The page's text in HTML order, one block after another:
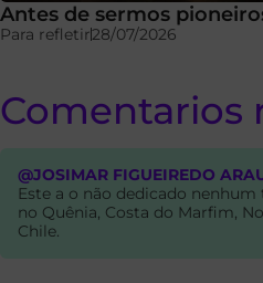
Antes de sermos
Para refletir28/07/2026
Comentarios
@JOSIMAR FIGUEIREDO
Este a o não dedicado
no Quênia, Costa do Marfim,
Chile.